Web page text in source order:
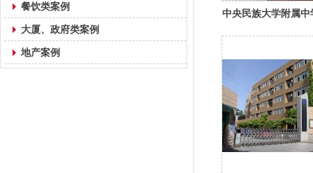
餐饮类案例
大厦、政府类案例
地产案例
中央民族大学附属中